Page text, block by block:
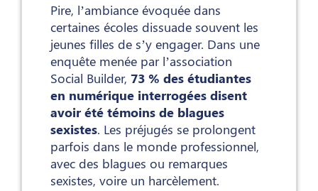
Pire, l’ambiance évoquée dans
certaines écoles dissuade souvent les
jeunes filles de s’y engager. Dans une
enquête menée par l’association
Social Builder, 73 % des étudiantes
en numérique interrogées disent
avoir été témoins de blagues
sexistes. Les préjugés se prolongent
parfois dans le monde professionnel,
avec des blagues ou remarques
sexistes, voire un harcèlement.